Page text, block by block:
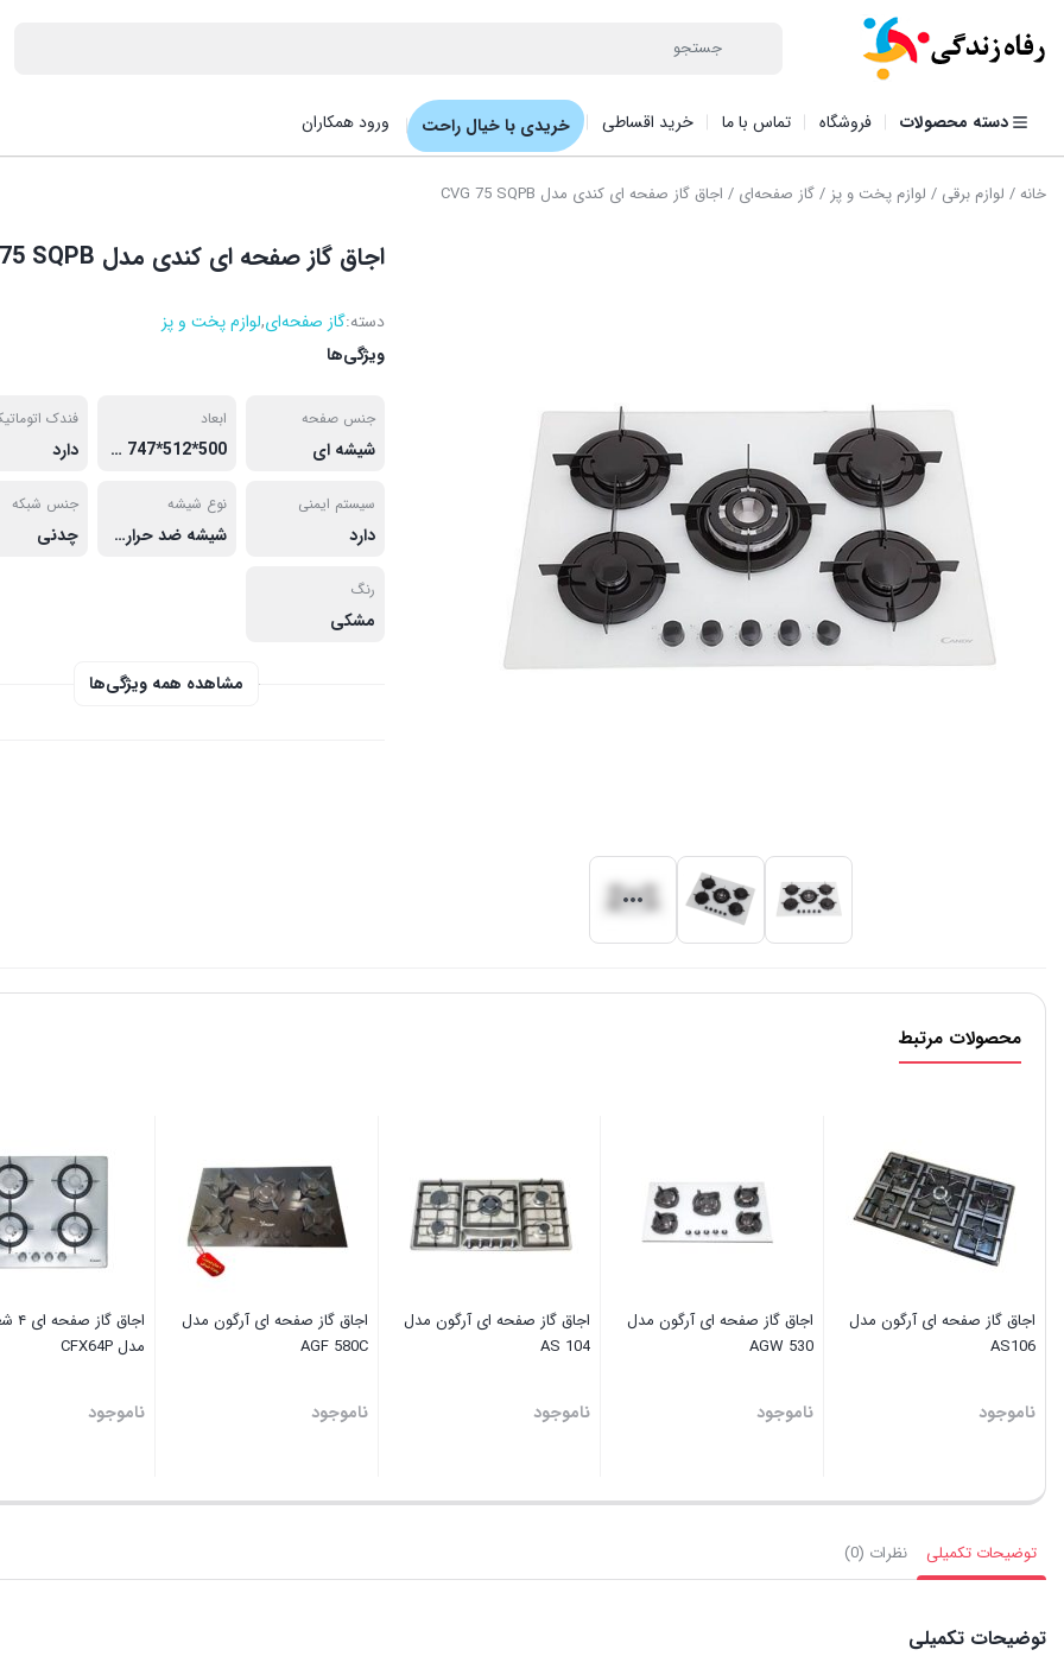
دسته محصولات فروشگاه تماس با ما خرید اقساطی خریدی با خیال راحت ورود همکاران
خانه/ لوازم برقی / لوازم پخت و پز /گاز صفحه‌ای / اجاق گاز صفحه ای کندی مدل CVG 75 SQPB
اجاق گاز صفحه ای کندی مدل CVG 75 SQPB
دسته:گاز صفحه‌ای,لوازم پخت و پز
ویژگی‌ها
جنس صفحه
شیشه ای
ابعاد
500*512*747 میلی متر
فندک
دارد
سیستم ایمنی
دارد
نوع شیشه
شیشه ضد حرارت نشکن
جنس شبکه
چدنی
رنگ
مشکی
مشاهده همه ویژگی‌ها
محصولات مرتبط
اجاق گاز صفحه ای آرگون مدل
AS106
ناموجود
اجاق گاز صفحه ای آرگون مدل
AGW 530
ناموجود
اجاق گاز صفحه ای آرگون مدل
AS 104
ناموجود
اجاق گاز صفحه ای آرگون مدل
AGF 580C
ناموجود
اجاق
مدل CFX64P
ناموجود
توضیحات تکمیلی نظرات (0)
توضیحات تکمیلی